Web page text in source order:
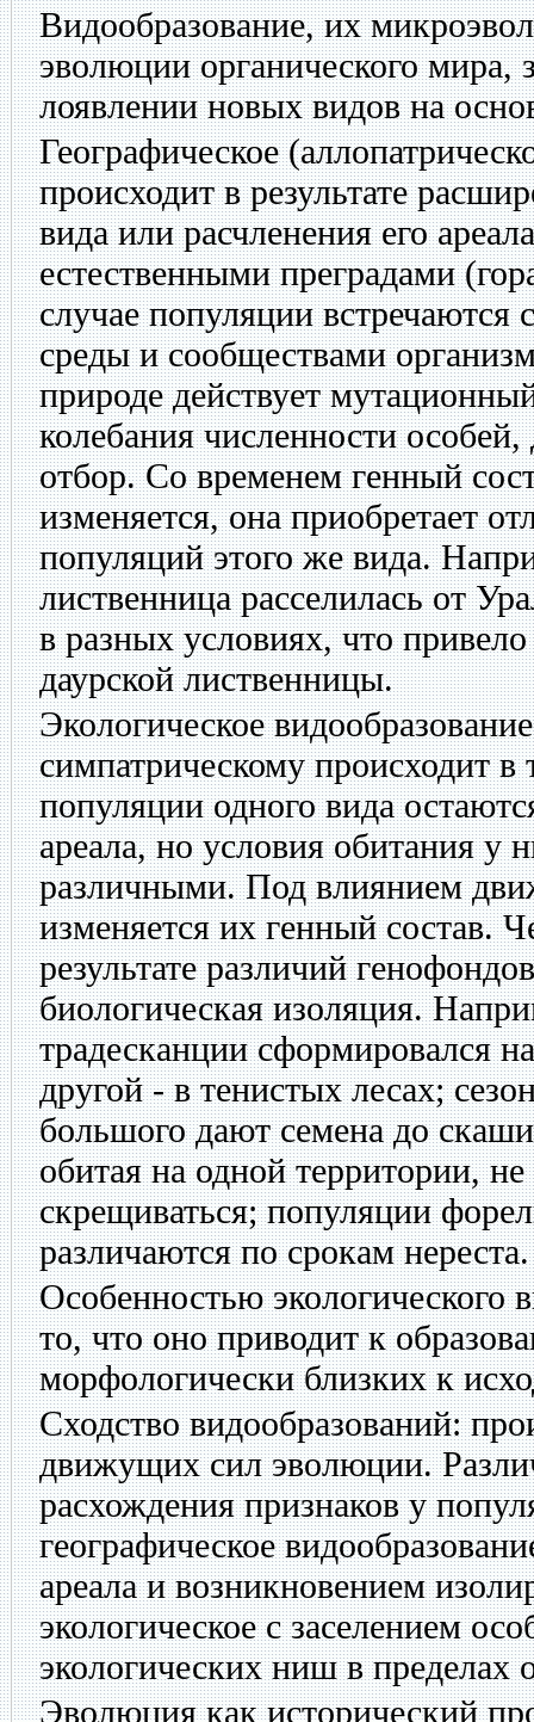
Видообразование, их
эволюции органического
лоявлении новых видов на
Географическое
происходит в результате
вида или расчленения его
естественными преградами
случае популяции
среды и сообществами
природе действует
колебания численности особей,
отбор. Со временем генный
изменяется, она приобретает
популяций этого же вида.
лиственница расселилась от
в разных условиях, что
даурской лиственницы.
Экологическое
симпатрическому происходит в
популяции одного вида
ареала, но условия обитания у
различными. Под влиянием
изменяется их генный состав.
результате различий
биологическая изоляция.
традесканции сформировался
другой - в тенистых лесах;
большого дают семена до
обитая на одной территории,
скрещиваться; популяции
различаются по срокам нереста.
Особенностью экологического
то, что оно приводит к
морфологически близких к
Сходство видообразований:
движущих сил эволюции.
расхождения признаков у
географическое
ареала и возникновением
экологическое с заселением
экологических ниш в пределах
Эволюция как исторический